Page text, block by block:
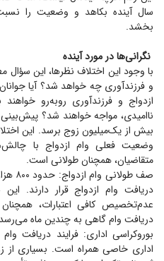
سال آینده بکاهد و وضعیت را
بخشد.
نگرانی‌ها در مورد آینده
با وجود این اختلاف نظرها، این
و فرزندآوری چه خواهد شد؟ آیا
ازدواج و فرزندآوری روبه‌رو
ناامیدی، مواجه خواهند شد؟
بیش از یک‌میلیون زوج برسد. این
وضعیت فعلی وام ازدواج با
متقاضیان، همچنان طولانی است.
صف
دریافت وام ازدواج قرار دارند.
عدم‌تخصیص کافی اعتبارات،
دریافت وام گاهی به چندین ماه
بوروکراسی اداری: فرایند دریافت
اداری خاصی همراه است. بسیاری از